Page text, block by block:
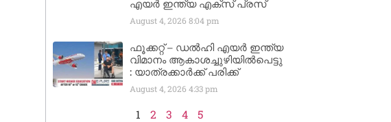
എയർ ഇന്ത്യ എക്സ് പ്രസ്
August 4, 2026 8:04 pm
ഫൂക്കറ്റ് – ഡൽഹി എയര്‍ ഇന്ത്യ
വിമാനം ആകാശച്ചുഴിയില്‍പെട്ടു
: യാത്രക്കാര്‍ക്ക് പരിക്ക്
August 4, 2026 4:33 pm
1 2 3 4 5